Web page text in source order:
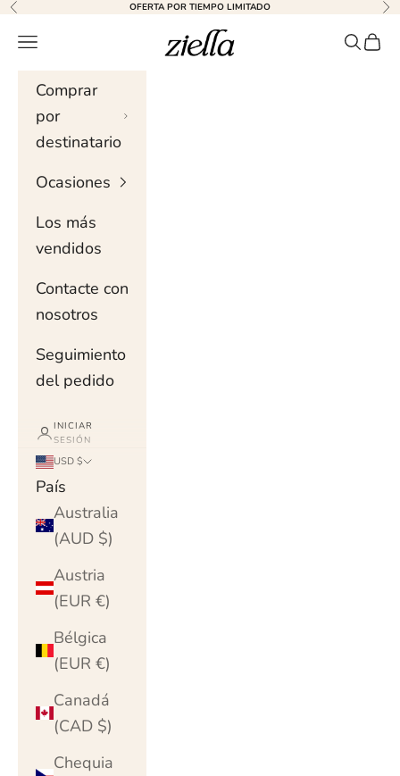
Ir al contenido
Anterior OFERTA POR TIEMPO LIMITADO
Ziella
Menú de navegación Buscar
Comprar
por
destinatario
Ocasiones
Los más
vendidos
Contacte con
nosotros
Seguimiento
del pedido
INICIAR
SESIÓN
USD $
País
Australia
(AUD $)
Austria
(EUR €)
Bélgica
(EUR €)
Canadá
(CAD $)
Chequia